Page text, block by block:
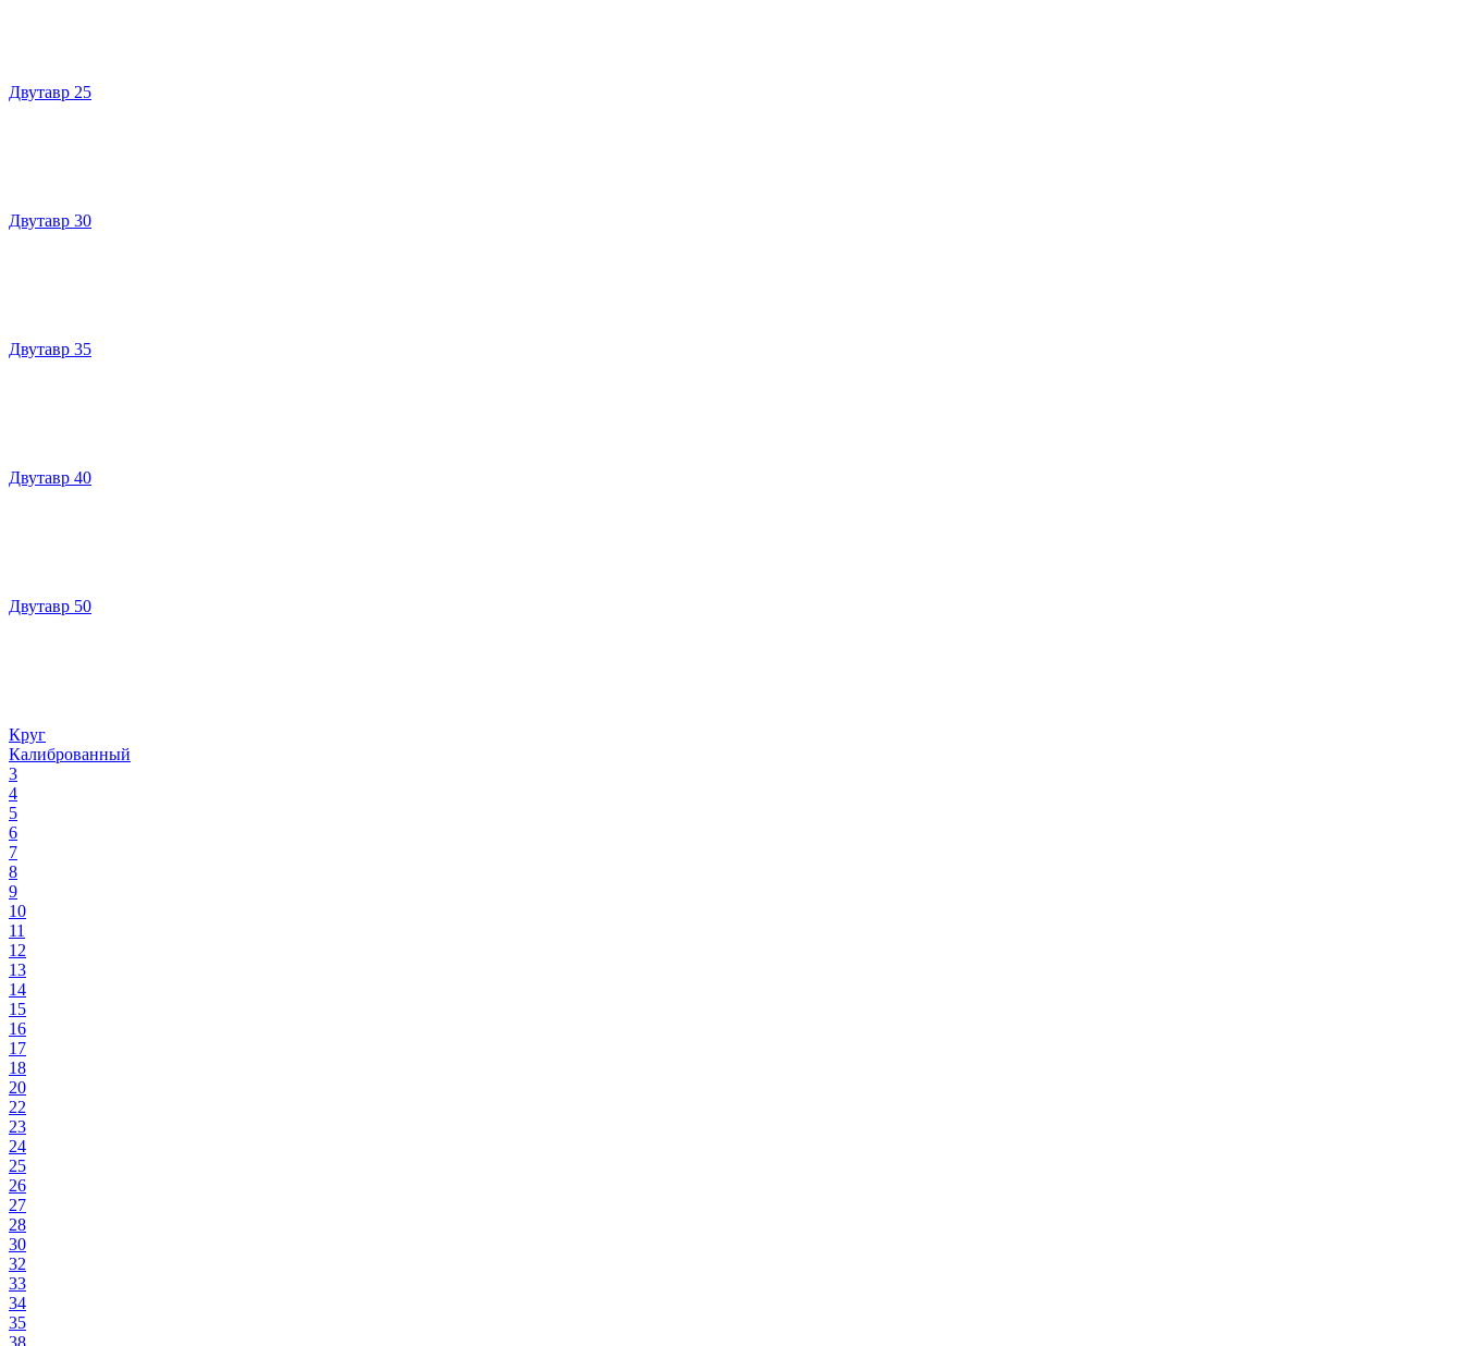
Двутавр 25
Двутавр 30
Двутавр 35
Двутавр 40
Двутавр 50
Круг
Калиброванный
3
4
5
6
7
8
9
10
11
12
13
14
15
16
17
18
20
22
23
24
25
26
27
28
30
32
33
34
35
38